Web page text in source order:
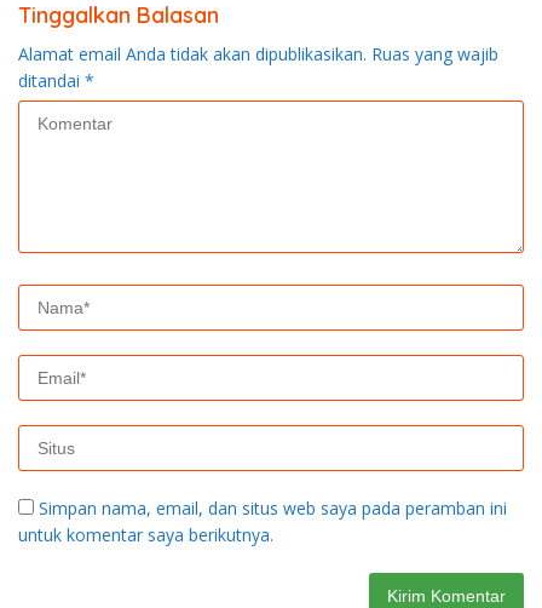
Tinggalkan Balasan
Alamat email Anda tidak akan dipublikasikan. Ruas yang wajib
ditandai *
Simpan nama, email, dan situs web saya pada peramban ini
untuk komentar saya berikutnya.